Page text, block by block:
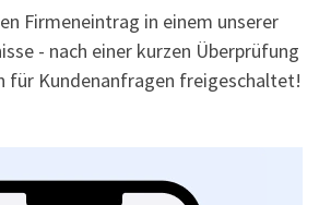
Firmeneintrag in einem unserer
- nach einer kurzen Überprüfung
für Kundenanfragen freigeschaltet!